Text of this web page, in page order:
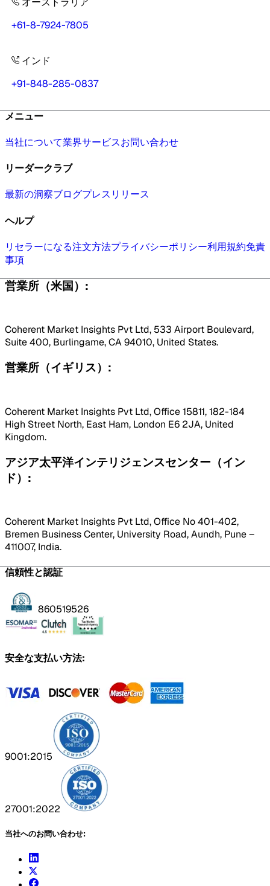
+61-8-7924-7805
インド
+91-848-285-0837
メニュー
当社について業界サービスお問い合わせ
リーダークラブ
最新の洞察ブログプレスリリース
ヘルプ
リセラーになる注文方法プライバシーポリシー利用規約免責
事項
営業所（米国）:
Coherent Market Insights Pvt Ltd, 533 Airport Boulevard,
Suite 400, Burlingame, CA 94010, United States.
営業所（イギリス）:
Coherent Market Insights Pvt Ltd, Office 15811, 182-184
High Street North, East Ham, London E6 2JA, United
Kingdom.
アジア太平洋インテリジェンスセンター（イン
ド）:
Coherent Market Insights Pvt Ltd, Office No 401-402,
Bremen Business Center, University Road, Aundh, Pune –
411007, India.
信頼性と認証
860519526
安全な支払い方法:
9001:2015
27001:2022
当社へのお問い合わせ: